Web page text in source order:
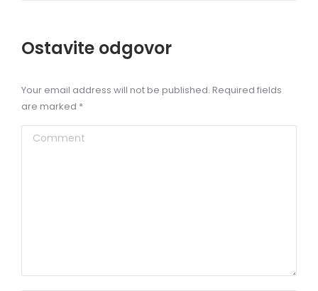
Ostavite odgovor
Your email address will not be published. Required fields
are marked *
Comment